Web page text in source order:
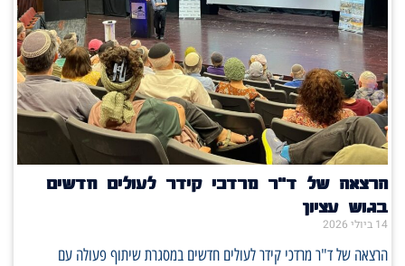
הרצאה של ד"ר מרדכי קידר לעולים חדשים
בגוש עציון
14 ביולי 2026
הרצאה של ד"ר מרדכי קידר לעולים חדשים במסגרת שיתוף פעולה עם